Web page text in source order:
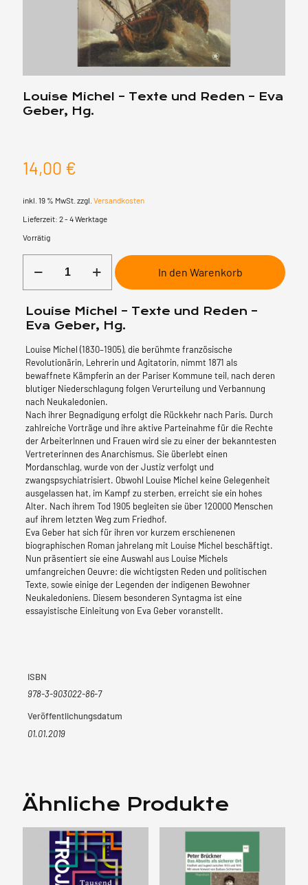
Louise Michel – Texte und Reden – Eva
Geber, Hg.
14,00 €
inkl. 19 % MwSt. zzgl. Versandkosten
Lieferzeit: 2 - 4 Werktage
Vorrätig
Michel
und
Reden
Eva
Geber,
Hg.
Menge
In den Warenkorb
Louise Michel – Texte und Reden –
Eva Geber, Hg.
Louise Michel (1830–1905), die berühmte französische
Revolutionärin, Lehrerin und Agitatorin, nimmt 1871 als
bewaffnete Kämpferin an der Pariser Kommune teil, nach deren
blutiger Niederschlagung folgen Verurteilung und Verbannung
nach Neukaledonien.
Nach ihrer Begnadigung erfolgt die Rückkehr nach Paris. Durch
zahlreiche Vorträge und ihre aktive Parteinahme für die Rechte
der ArbeiterInnen und Frauen wird sie zu einer der bekanntesten
Vertreterinnen des Anarchismus. Sie überlebt einen
Mordanschlag, wurde von der Justiz verfolgt und
zwangspsychiatrisiert. Obwohl Louise Michel keine Gelegenheit
ausgelassen hat, im Kampf zu sterben, erreicht sie ein hohes
Alter. Nach ihrem Tod 1905 begleiten sie über 120000 Menschen
auf ihrem letzten Weg zum Friedhof.
Eva Geber hat sich für ihren vor kurzem erschienenen
biographischen Roman jahrelang mit Louise Michel beschäftigt.
Nun präsentiert sie eine Auswahl aus Louise Michels
umfangreichen Oeuvre: die wichtigsten Reden und politischen
Texte, sowie einige der Legenden der indigenen Bewohner
Neukaledoniens. Diesem besonderen Syntagma ist eine
essayistische Einleitung von Eva Geber voranstellt.
ISBN
978-3-903022-86-7
Veröffentlichungsdatum
01.01.2019
Ähnliche Produkte